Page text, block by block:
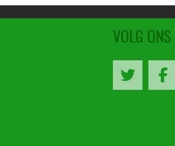
VOLG ONS